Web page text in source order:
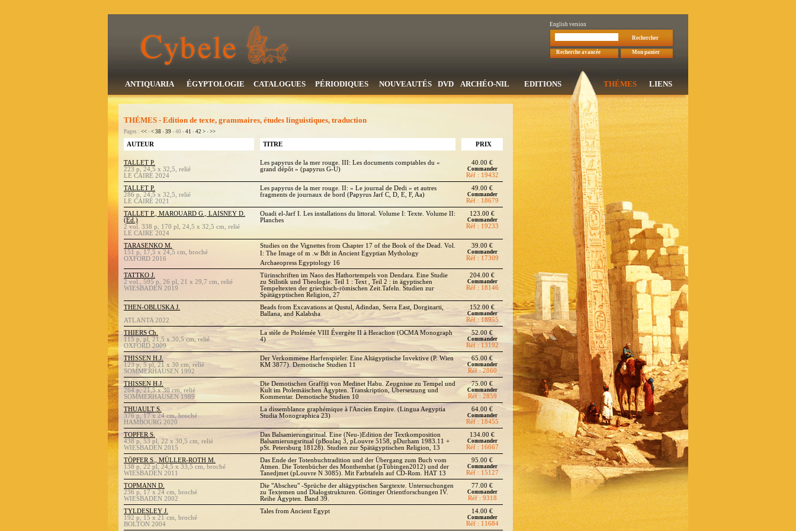
English version
Rechercher
Recherche avancée Mon panier
ANTIQUARIA ÉGYPTOLOGIE CATALOGUES PÉRIODIQUES NOUVEAUTÉS DVD ARCHÉO-NIL EDITIONS THÉMES LIENS
THÉMES - Edition de texte, grammaires, études linguistiques, traduction
Pages : << - < 38 - 39 - 40 - 41 - 42 > - >>
AUTEUR TITRE PRIX
TALLET P.
223 p, 24,5 x 32,5, relié
LE CAIRE 2024
Les papyrus de la mer rouge. III: Les documents comptables du «
grand dépôt » (papyrus G-U)
40.00 €
Commander
Réf : 19432
TALLET P.
286 p, 24,5 x 32,5, relié
LE CAIRE 2021
Les papyrus de la mer rouge. II: « Le journal de Dedi » et autres
fragments de journaux de bord (Papyrus Jarf C, D, E, F, Aa)
49.00 €
Commander
Réf : 18679
TALLET P., MAROUARD G., LAISNEY D.
(Ed.)
2 vol. 338 p, 170 pl, 24,5 x 32,5 cm, relié
LE CAIRE 2024
Ouadi el-Jarf I. Les installations du littoral. Volume I: Texte. Volume II:
Planches
123.00 €
Commander
Réf : 19233
TARASENKO M.
151 p, 17,5 x 24,5 cm, broché
OXFORD 2016
Studies on the Vignettes from Chapter 17 of the Book of the Dead. Vol.
I: The Image of m .w Bdt in Ancient Egyptian Mythology
Archaeopress Egyptology 16
39.00 €
Commander
Réf : 17309
TATTKO J.
2 vol., 595 p, 26 pl, 21 x 29,7 cm, relié
WIESBADEN 2019
Türinschriften im Naos des Hathortempels von Dendara. Eine Studie
zu Stilistik und Theologie. Teil 1 : Text , Teil 2 : in ägyptischen
Tempeltexten der griechisch-römischen Zeit.Tafeln. Studien zur
Spätägyptischen Religion, 27
204.00 €
Commander
Réf : 18146
THEN-OBLUSKA J.
ATLANTA 2022
Beads from Excavations at Qustul, Adindan, Serra East, Dorginarti,
Ballana, and Kalabsha
152.00 €
Commander
Réf : 18955
THIERS Ch.
115 p, pl, 21,5 x 30,5 cm, relié
OXFORD 2009
La stèle de Ptolémée VIII Évergète II à Heraclion (OCMA Monograph
4)
52.00 €
Commander
Réf : 13192
THISSEN H.J.
123 p, 5 pl, 21 x 30 cm, relié
SOMMERHAUSEN 1992
Der Verkommene Harfenspieler. Eine Altägyptische Invektive (P. Wien
KM 3877). Demotische Studien 11
65.00 €
Commander
Réf : 2860
THISSEN H.J.
264 p, 21,5 x 30 cm, relié
SOMMERHAUSEN 1989
Die Demotischen Graffiti von Medinet Habu. Zeugnisse zu Tempel und
Kult im Ptolemäischen Ägypten. Transkription, Übersetzung und
Kommentar. Demotische Studien 10
75.00 €
Commander
Réf : 2859
THUAULT S.
376 p, 17 x 24 cm, broché
HAMBOURG 2020
La dissemblance graphémique à l'Ancien Empire. (Lingua Aegyptia
Studia Monographica 23)
64.00 €
Commander
Réf : 18455
TOPFER S.
438 p, 53 pl, 22 x 30,5 cm, relié
WIESBADEN 2015
Das Balsamierungsritual. Eine (Neu-)Edition der Textkomposition
Balsamierungsritual (pBoulaq 3, pLouvre 5158, pDurham 1983.11 +
pSt. Petersburg 18128). Studien zur Spätägyptischen Religion, 13
134.00 €
Commander
Réf : 16667
TÖPFER S., MÜLLER-ROTH M.
138 p, 22 pl, 24,5 x 33,5 cm, broché
WIESBADEN 2011
Das Ende der Totenbuchtradition und der Übergang zum Buch vom
Atmen. Die Totenbücher des Monthemhat (pTübingen2012) und der
Tanedjmet (pLouvre N 3085). Mit Farbtafeln auf CD-Rom. HAT 13
95.00 €
Commander
Réf : 15127
TOPMANN D.
236 p, 17 x 24 cm, broché
WIESBADEN 2002
Die "Abscheu" -Sprüche der altägyptischen Sargtexte. Untersuchungen
zu Textemen und Dialogstrukturen. Göttinger Orientforschungen IV.
Reihe Ägypten. Band 39.
77.00 €
Commander
Réf : 9318
TYLDESLEY J.
192 p, 15 x 21 cm, broché
BOLTON 2004
Tales from Ancient Egypt 14.00 €
Commander
Réf : 11684